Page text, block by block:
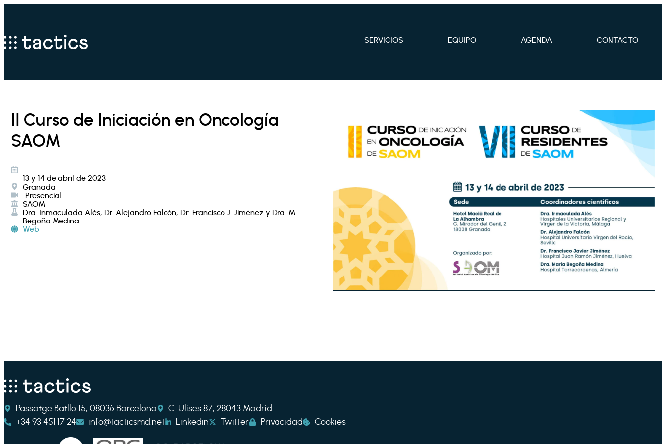
SERVICIOS EQUIPO AGENDA CONTACTO
II Curso de Iniciación en Oncología
SAOM
13 y 14 de abril de 2023
Granada
Presencial
SAOM
Dra. Inmaculada Alés, Dr. Alejandro Falcón, Dr. Francisco J. Jiménez y Dra. M.
Begoña Medina
Web
Passatge Batlló 15, 08036 Barcelona
C. Ulises 87, 28043 Madrid
+34 93 451 17 24
info@tacticsmd.net Linkedin Twitter Privacidad Cookies